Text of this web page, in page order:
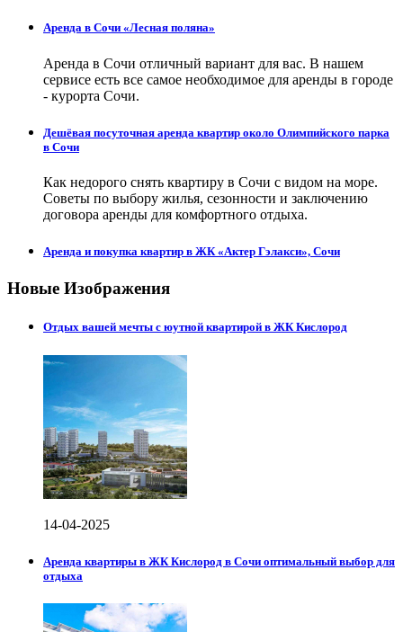
Аренда в Сочи «Лесная поляна»
Аренда в Сочи отличный вариант для вас. В нашем
сервисе есть все самое необходимое для аренды в городе
- курорта Сочи.
Дешёвая посуточная аренда квартир около Олимпийского парка
в Сочи
Как недорого снять квартиру в Сочи с видом на море.
Советы по выбору жилья, сезонности и заключению
договора аренды для комфортного отдыха.
Аренда и покупка квартир в ЖК «Актер Гэлакси», Сочи
Новые Изображения
Отдых вашей мечты с юутной квартирой в ЖК Кислород
14-04-2025
Аренда квартиры в ЖК Кислород в Сочи оптимальный выбор для
отдыха